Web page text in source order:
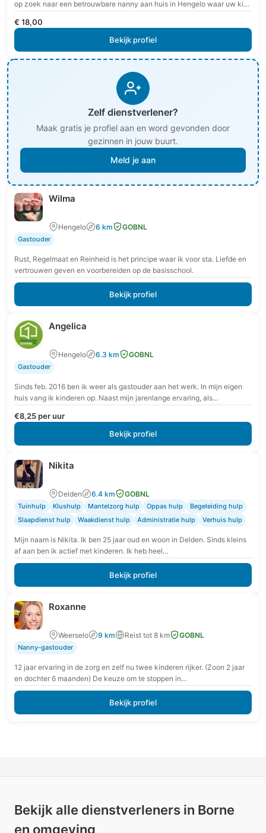
op zoek naar een betrouwbare nanny aan huis in Hengelo waar uw kind
€ 18,00
Bekijk profiel
Zelf dienstverlener?
Maak gratis je profiel aan en word gevonden door
gezinnen in jouw buurt.
Meld je aan
Wilma
Hengelo 6 km GOBNL
Gastouder
Rust, Regelmaat en Reinheid is het principe waar ik voor sta. Liefde en
vertrouwen geven en voorbereiden op de basisschool.
Bekijk profiel
Angelica
Hengelo 6.3 km GOBNL
Gastouder
Sinds feb. 2016 ben ik weer als gastouder aan het werk. In mijn eigen
huis vang ik kinderen op. Naast mijn jarenlange ervaring, als
€8,25 per uur
Bekijk profiel
Nikita
Delden 6.4 km GOBNL
Tuinhulp Klushulp Mantelzorg hulp Oppas hulp
Begeleiding hulp
Slaapdienst hulp
Waakdienst hulp Administratie hulp Verhuis hulp
Mijn naam is Nikita. Ik ben 25 jaar oud en woon in Delden. Sinds kleins
af aan ben ik actief met kinderen. Ik heb heel…
Bekijk profiel
Roxanne
Weerselo 9 km Reist tot 8 km GOBNL
Nanny-gastouder
12 jaar ervaring in de zorg en zelf nu twee kinderen rijker. (Zoon 2 jaar
en dochter 6 maanden) De keuze om te stoppen in…
Bekijk profiel
Bekijk alle dienstverleners in Borne
en omgeving